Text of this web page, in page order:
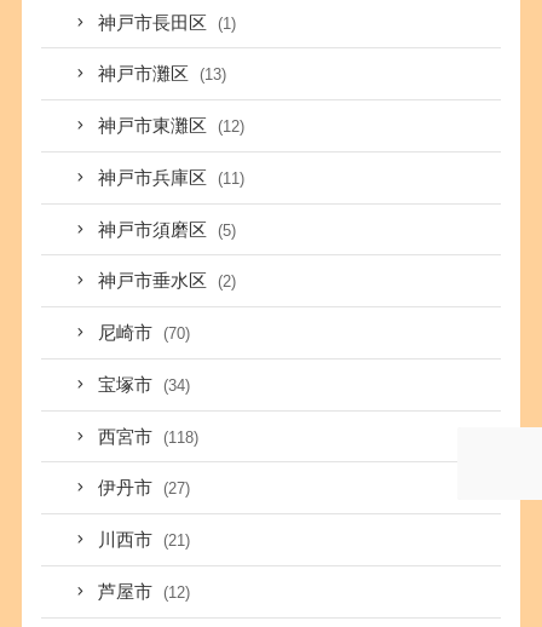
神戸市長田区 (1)
神戸市灘区 (13)
神戸市東灘区 (12)
神戸市兵庫区 (11)
神戸市須磨区 (5)
神戸市垂水区 (2)
尼崎市 (70)
宝塚市 (34)
西宮市 (118)
伊丹市 (27)
川西市 (21)
芦屋市 (12)